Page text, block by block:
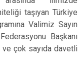
taşıyan Türkiye
Valimiz Sayın
Başkanı
ve çok sayıda davetli